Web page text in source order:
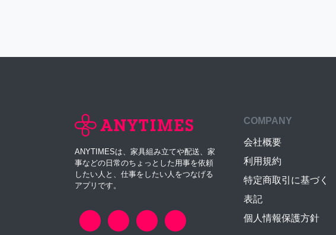
ANYTIMESは、家具組み立てや配送、家
事などの日常のちょっとした用事を依頼
したい人と、仕事をしたい人をつなげる
アプリです。
COMPANY
会社概要
利用規約
特定商取引に基づく
表記
個人情報保護方針